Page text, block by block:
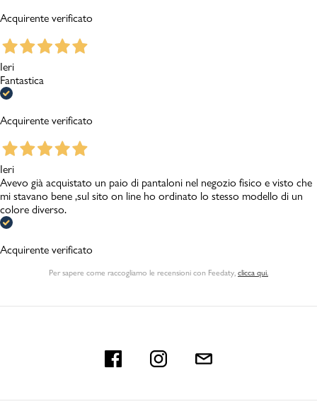
Acquirente verificato
Ieri
Fantastica
Acquirente verificato
Ieri
Avevo già acquistato un paio di pantaloni nel negozio fisico e visto che
mi stavano bene ,sul sito on line ho ordinato lo stesso modello di un
colore diverso.
Acquirente verificato
Per sapere come raccogliamo le recensioni con Feedaty, clicca qui.